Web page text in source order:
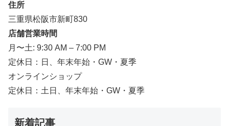
住所
三重県松阪市新町830
店舗営業時間
月〜土: 9:30 AM – 7:00 PM
定休日：日、年末年始・GW・夏季
オンラインショップ
定休日：土日、年末年始・GW・夏季
新着記事